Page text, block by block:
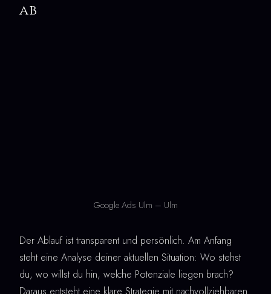
ab
Google Ads Ulm – Ulm
Der Ablauf ist transparent und persönlich. Am Anfang
steht eine Analyse deiner aktuellen Situation: Wo stehst
du, wo willst du hin, welche Potenziale liegen brach?
Daraus entsteht eine klare Strategie mit nachvollziehbaren